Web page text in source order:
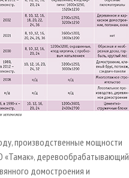
производственные мощности
«Тамак», деревообрабатывающий
домостроения и